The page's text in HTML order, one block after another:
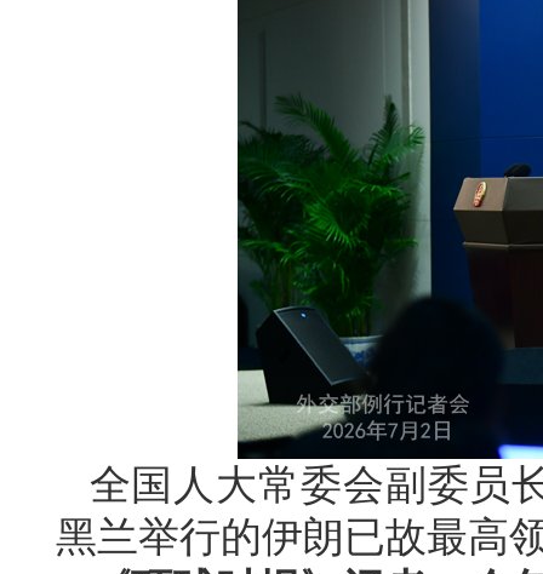
全国人大常委会副委员
黑兰举行的伊朗已故最高